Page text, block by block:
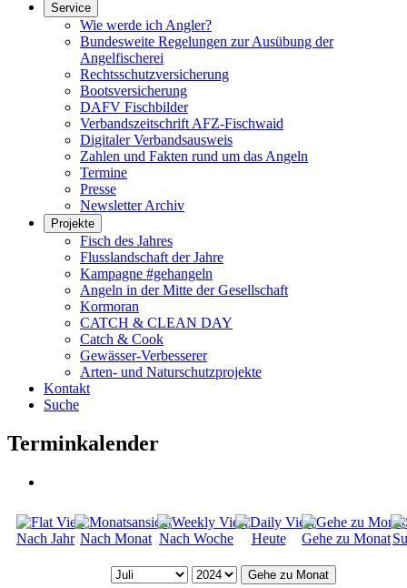
Service
Wie werde ich Angler?
Bundesweite Regelungen zur Ausübung der
Angelfischerei
Rechtsschutzversicherung
Bootsversicherung
DAFV Fischbilder
Verbandszeitschrift AFZ-Fischwaid
Digitaler Verbandsausweis
Zahlen und Fakten rund um das Angeln
Termine
Presse
Newsletter Archiv
Projekte
Fisch des Jahres
Flusslandschaft der Jahre
Kampagne #gehangeln
Angeln in der Mitte der Gesellschaft
Kormoran
CATCH & CLEAN DAY
Catch & Cook
Gewässer-Verbesserer
Arten- und Naturschutzprojekte
Kontakt
Suche
Terminkalender
Nach Jahr Nach Monat Nach Woche Heute Gehe zu Monat
Gehe zu Monat